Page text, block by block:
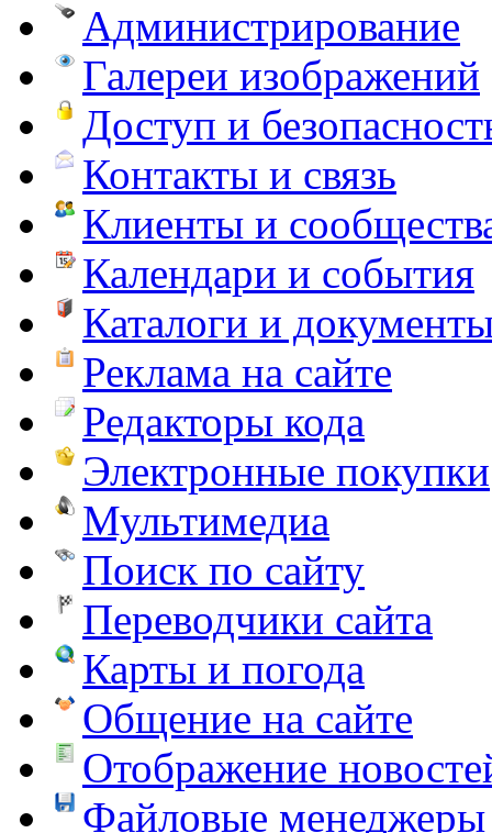
Администрирование
Галереи изображений
Доступ и
Контакты и связь
Клиенты и
Календари и события
Каталоги и
Реклама на сайте
Редакторы кода
Электронные покупки
Мультимедиа
Поиск по сайту
Переводчики сайта
Карты и погода
Общение на сайте
Отображение
Файловые менеджеры